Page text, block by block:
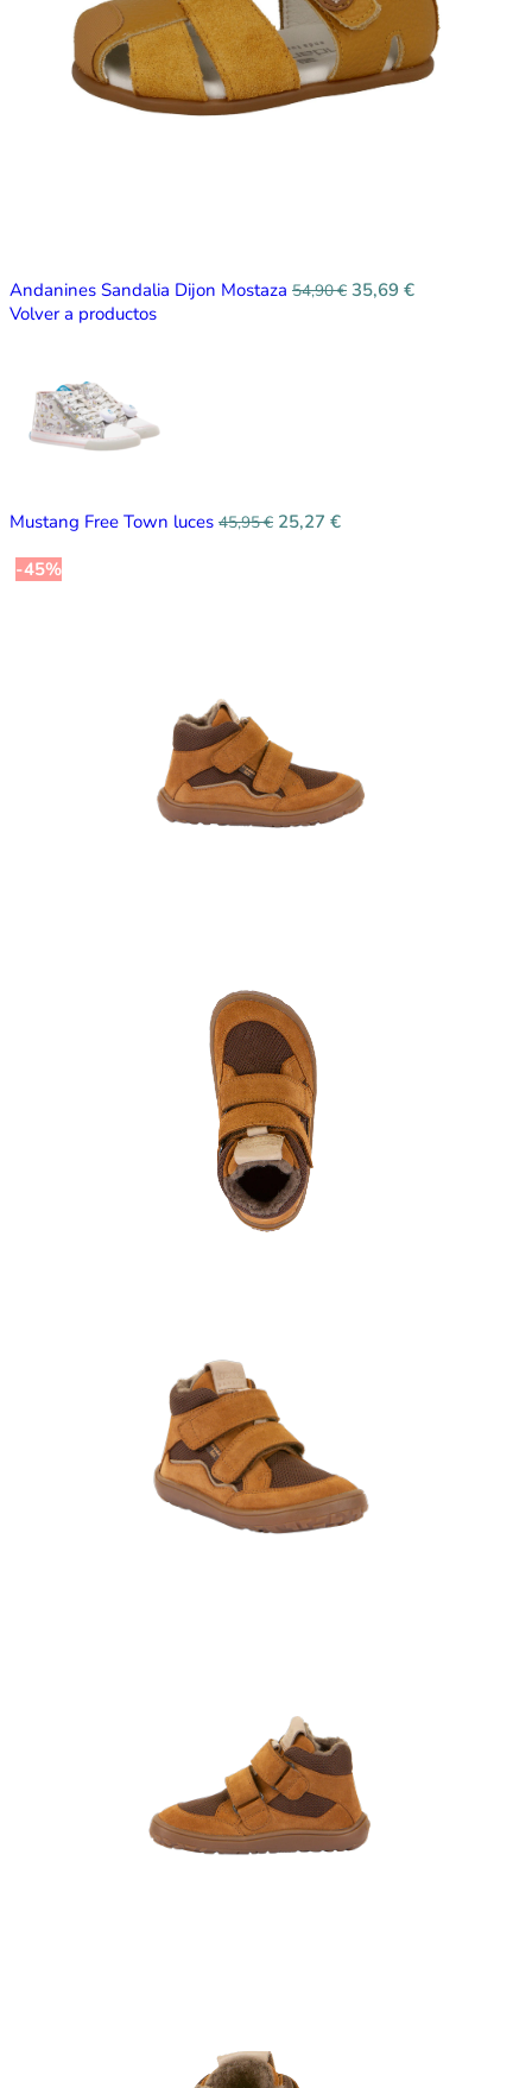
Andanines Sandalia Dijon Mostaza 54,90€ 35,69 €
Volver a productos
Mustang Free Town luces 45,95€ 25,27 €
-45%